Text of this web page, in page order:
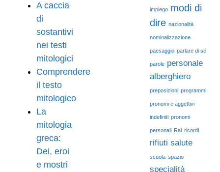
A caccia
di
sostantivi
nei testi
mitologici
Comprendere
il testo
mitologico
La
mitologia
greca:
Dei, eroi
e mostri
impiego modi di
dire nazionalità
nominalizzazione
paesaggio parlare di sé
parole personale
alberghiero
preposizioni programmi
pronomi e aggettivi
indefiniti pronomi
personali Rai ricordi
rifiuti salute
scuola spazio
specialità